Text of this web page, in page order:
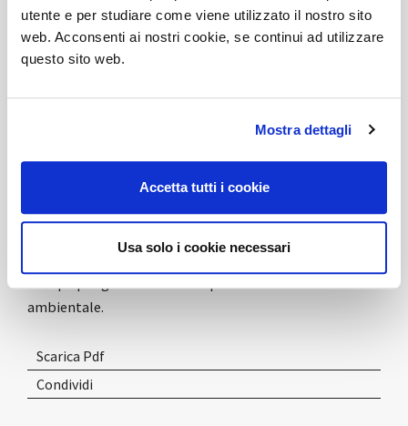
utente e per studiare come viene utilizzato il nostro sito
web. Acconsenti ai nostri cookie, se continui ad utilizzare
questo sito web.
Mostra dettagli
Accetta tutti i cookie
Usa solo i cookie necessari
sogliaFEMB LEVEL®3, rappresenta ancora una volta la
conferma dell’impegno dell’azienda verso modelli di
economia circolare, con particolare riguardo alla
selezione, all’analisi ed al controllo di materie prime e
Dopo la certificazioneProducts & LEED®credits - V4.1
ottenuta nel 2021 e il protocolloWELL
BUILDING STANDARD®- V2nel 2022, desideriamo
ambientale.
Scarica Pdf
Condividi